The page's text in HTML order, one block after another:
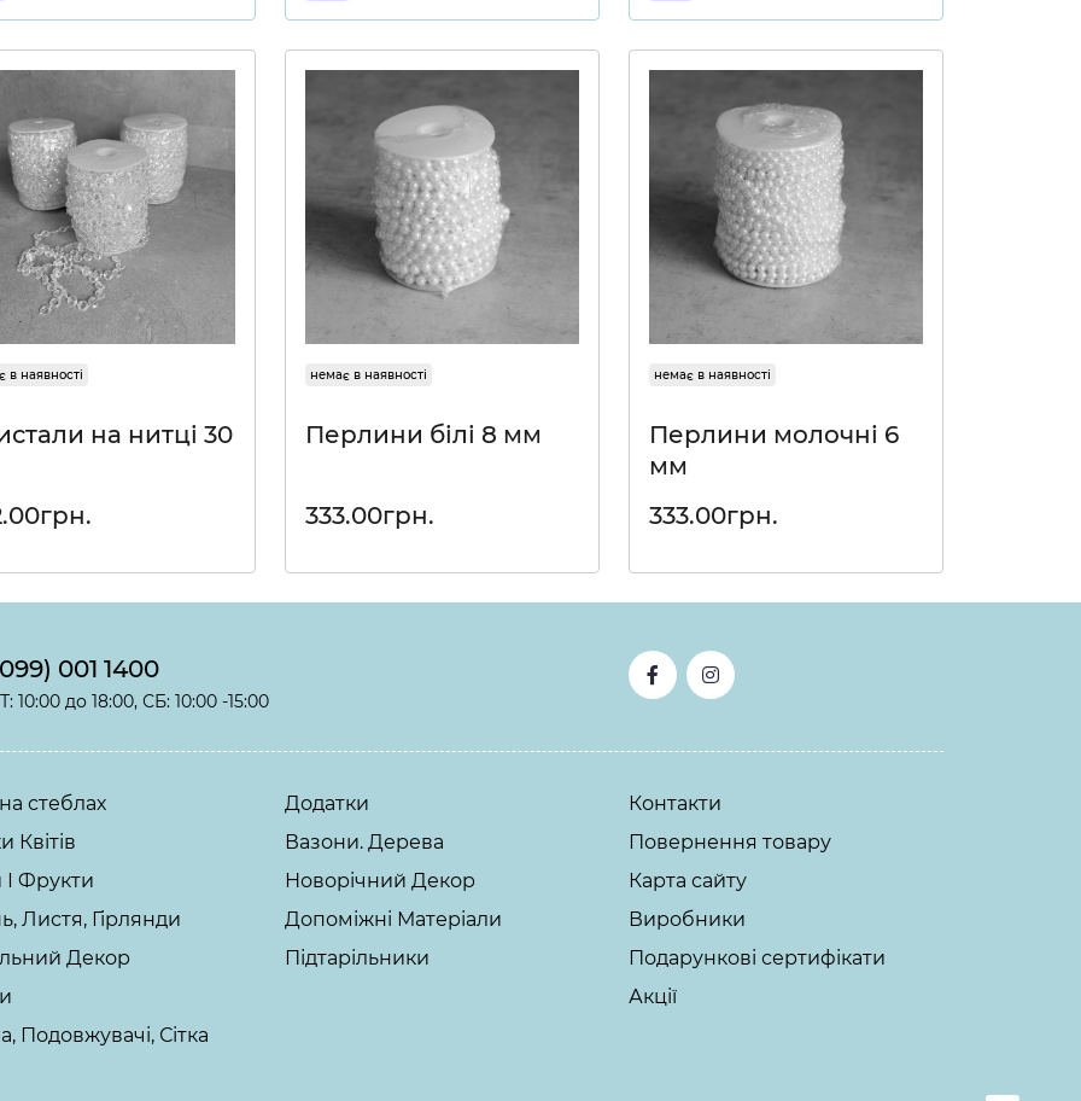
в наявності
на нитці 30
немає в наявності
Перлини білі 8 мм
333.00грн.
немає в наявності
Перлини молочні 6
мм
333.00грн.
001 1400
10:00 до 18:00, СБ: 10:00 -15:00
стеблах
Квітів
І Фрукти
Листя, Гірлянди
Декор
Подовжувачі, Сітка
Додатки
Вазони. Дерева
Новорічний Декор
Допоміжні Матеріали
Підтарільники
Контакти
Повернення товару
Карта сайту
Виробники
Подарункові сертифікати
Акції